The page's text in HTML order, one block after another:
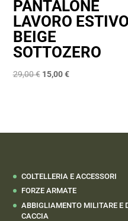
PANTALONE
LAVORO
BEIGE
SOTTOZERO
29,00€ Il
15,00€Il
COLTELLERIA E ACCESSORI
FORZE ARMATE
ABBIGLIAMENTO MILITARE E
CACCIA